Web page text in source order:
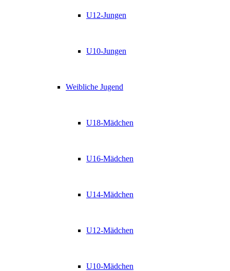
U12-Jungen
U10-Jungen
Weibliche Jugend
U18-Mädchen
U16-Mädchen
U14-Mädchen
U12-Mädchen
U10-Mädchen